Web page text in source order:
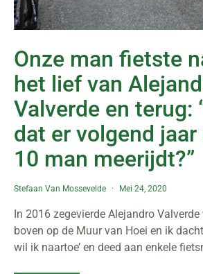
Onze man fietste
het lief van
Valverde en terug:
dat er volgend jaar
10 man meerijdt?”
Stefaan Van Mossevelde Mei 24, 2020
In 2016 zegevierde Alejandro Valverde
boven op de Muur van Hoei en ik
wil ik naartoe’ en deed aan enkele